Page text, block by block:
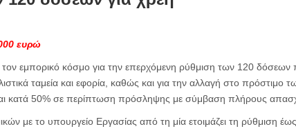
ευρώ
εμπορικό κόσμο για την επερχόμενη ρύθμιση των 120 δόσεων
ταμεία και εφορία, καθώς και για την αλλαγή στο πρόστιμο
κατά 50% σε περίπτωση πρόσληψης με σύμβαση πλήρους
με το υπουργείο Εργασίας από τη μία ετοιμάζει τη ρύθμιση